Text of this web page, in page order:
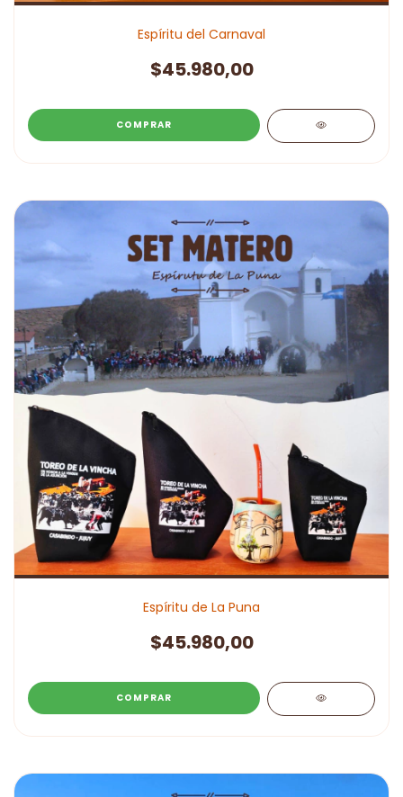
Espíritu del Carnaval
$45.980,00
Espíritu de La Puna
$45.980,00